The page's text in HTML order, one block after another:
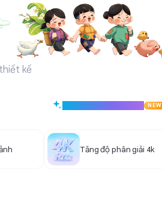
Tạo thiết kế với AI NEW
Tăng độ phân giải 4k